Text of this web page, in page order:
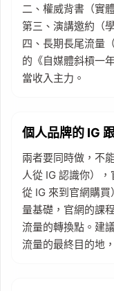
二、權威背書（實
第三、演講邀約（
四、長期長尾流量
的《自媒體斜槓一
當收入主力。
個人品牌的 IG
兩者要同時做，不
人從 IG 認識你）
從 IG 來到官網購
量基礎，官網的課
流量的轉換點。建
流量的最終目的地